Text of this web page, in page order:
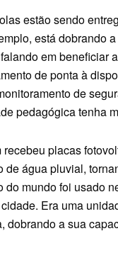
estão sendo
está dobrando
em beneficiar
de ponta à
de
pedagógica tenha
placas
de água pluvial,
do mundo foi usado
Era uma
dobrando a sua